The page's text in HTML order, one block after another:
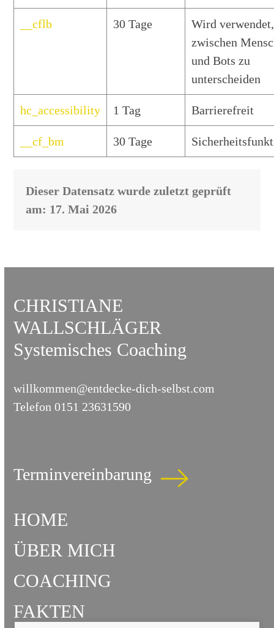
__cflb 30 Tage
Wird
zwischen
und Bots zu
unterscheiden
hc_accessibility 1 Tag Barrierefreit
__cf_bm 30 Tage
Dieser Datensatz wurde zuletzt geprüft
am: 17. Mai 2026
CHRISTIANE
WALLSCHLÄGER
Systemisches Coaching
willkommen@entdecke-dich-selbst.com
Telefon0151 23631590
Terminvereinbarung
HOME
ÜBER MICH
COACHING
FAKTEN